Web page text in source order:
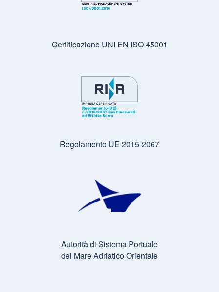
Certificazione UNI EN ISO 45001
Regolamento UE 2015-2067
Autorità di Sistema Portuale
del Mare Adriatico Orientale